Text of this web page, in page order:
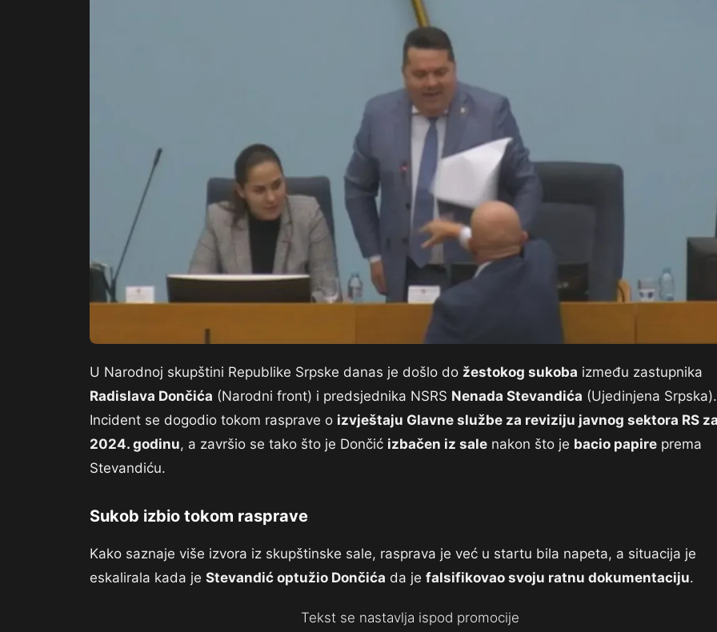
U Narodnoj skupštini Republike Srpske danas je došlo do žestokog sukoba između zastupnika
Radislava Dončića (Narodni front) i predsjednika NSRS Nenada Stevandića (Ujedinjena Srpska).
Incident se dogodio tokom rasprave o izvještaju Glavne službe za reviziju javnog sektora RS
2024. godinu, a završio se tako što je Dončić izbačen iz sale nakon što je bacio papire prema
Stevandiću.
Sukob izbio tokom rasprave
Kako saznaje više izvora iz skupštinske sale, rasprava je već u startu bila napeta, a situacija je
eskalirala kada je Stevandić optužio Dončića da je falsifikovao svoju ratnu dokumentaciju.
Tekst se nastavlja ispod promocije